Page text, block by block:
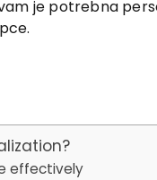
je potrebna
effectively